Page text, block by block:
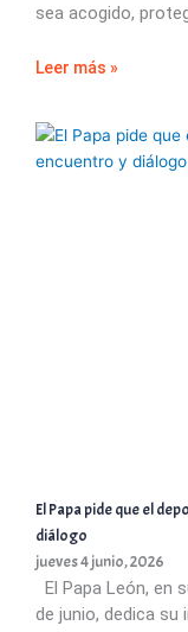
sea acogido,
Leer más »
El Papa pide que el
diálogo
jueves 4 junio, 2026
El Papa León, en
de junio, dedica su